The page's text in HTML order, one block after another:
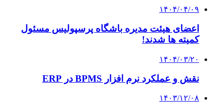
۱۴۰۴/۰۴/۰۹
اعضای هیئت مدیره باشگاه پرسپولیس مسئول
کمیته ها شدند!
۱۴۰۴/۰۳/۲۰
نقش و عملکرد نرم افزار BPMS در ERP
۱۴۰۳/۱۲/۰۸